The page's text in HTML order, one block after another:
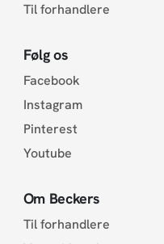
Til forhandlere
Følg os
Facebook
Instagram
Pinterest
Youtube
Om Beckers
Til forhandlere